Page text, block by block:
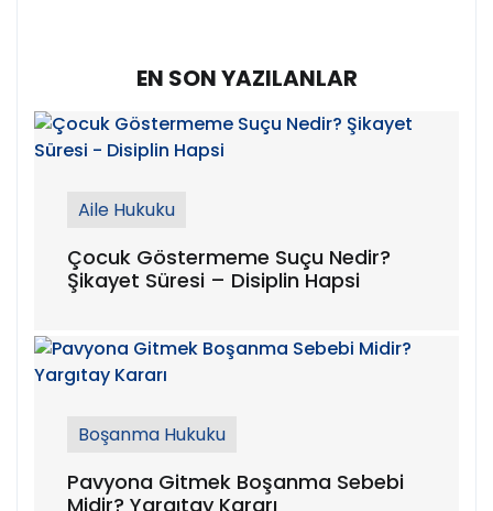
EN SON YAZILANLAR
Aile Hukuku
Çocuk Göstermeme Suçu Nedir?
Şikayet Süresi – Disiplin Hapsi
Boşanma Hukuku
Pavyona Gitmek Boşanma Sebebi
Midir? Yargıtay Kararı